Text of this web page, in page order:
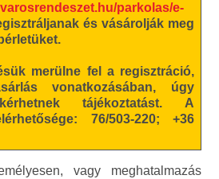
parkolas/e-
és vásárolják meg
.
merülne fel a regisztráció,
vonatkozásában, úgy
tájékoztatást. A
76/503-220; +36
vagy meghatalmazás